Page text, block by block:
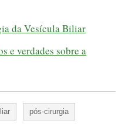
da Vesícula Biliar
e verdades sobre a
pós-cirurgia